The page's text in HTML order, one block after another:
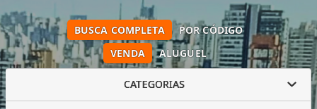
VENDA ALUGUEL
BUSCA COMPLETA POR CÓDIGO
CATEGORIAS